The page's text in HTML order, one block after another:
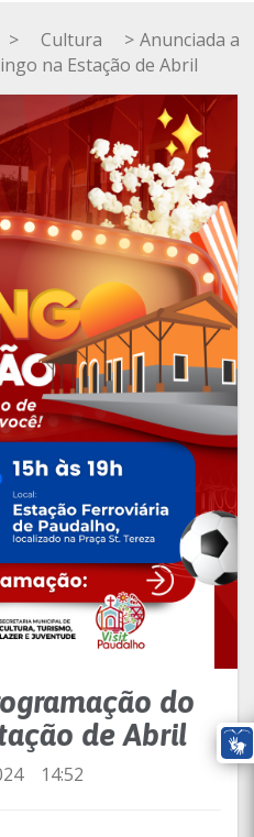
> Cultura > Anunciada a
na Estação de Abril
do
de Abril
14:52